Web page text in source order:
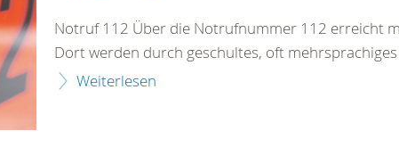
Notruf 112 Über die Notrufnummer 112 erreicht
Dort werden durch geschultes, oft
Weiterlesen